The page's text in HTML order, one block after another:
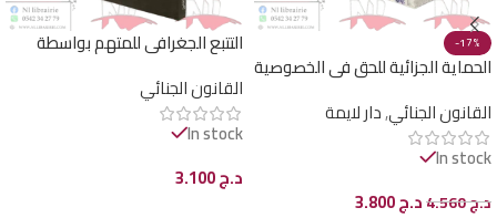
-17%
الحماية الجزائية للحق في الخصوصية
القانون الجنائي,دار لايمة
In stock
د.ج4.560 د.ج
التتبع الجغرافي للمتهم بواسطة
القانون الجنائي
In stock
د.ج